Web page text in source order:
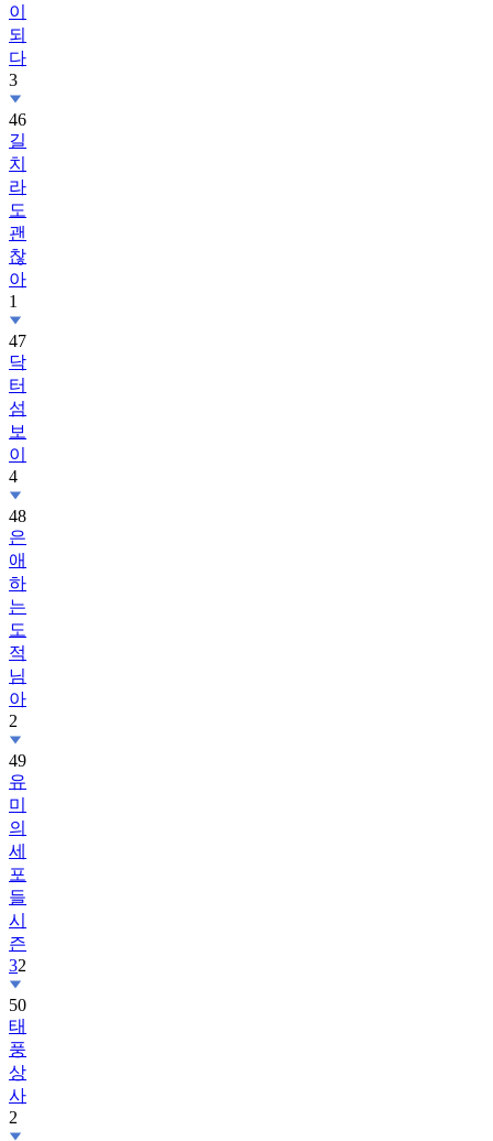
이
되
다
3
46
길
치
라
도
괜
찮
아
1
47
닥
터
섬
보
이
4
48
은
애
하
는
도
적
님
아
2
49
유
미
의
세
포
들
시
즌
32
50
태
풍
상
사
2